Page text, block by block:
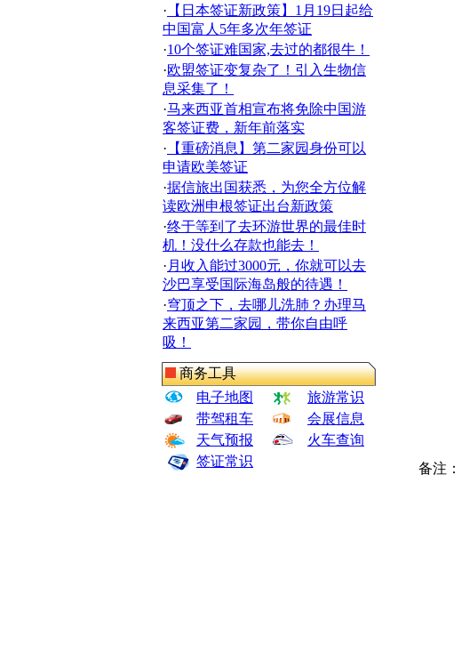
· 【日本签证新政策】1月19日起给
中国富人5年多次年签证
·10个签证难国家,去过的都很牛！
·欧盟签证变复杂了！引入生物信
息采集了！
·马来西亚首相宣布将免除中国游
客签证费，新年前落实
· 【重磅消息】第二家园身份可以
申请欧美签证
·据信旅出国获悉，为您全方位解
读欧洲申根签证出台新政策
·终于等到了去环游世界的最佳时
机！没什么存款也能去！
· 月收入能过3000元，你就可以去
沙巴享受国际海岛般的待遇！
·穹顶之下，去哪儿洗肺？办理马
来西亚第二家园，带你自由呼
吸！
商务工具
电子地图
旅游常识
带驾租车
会展信息
天气预报
火车查询
签证常识
备注：